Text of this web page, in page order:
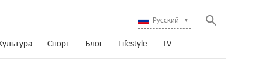
Русский
Спорт Блог Lifestyle TV